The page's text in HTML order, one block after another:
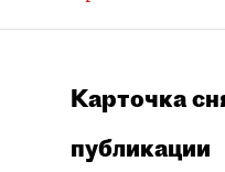
Карточка
публикации